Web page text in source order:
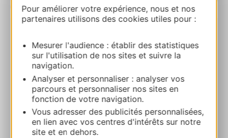
Pour améliorer votre expérience, nous et nos
partenaires utilisons des cookies utiles pour :
Mesurer l'audience : établir des statistiques
sur l'utilisation de nos sites et suivre la
navigation.
Analyser et personnaliser : analyser vos
parcours et personnaliser nos sites en
fonction de votre navigation.
Vous adresser des publicités personnalisées,
en lien avec vos centres d'intérêts sur notre
site et en dehors.
| Map data © OpenStreetMap contributors
St-Cyprien-sur-Dourdou 12320 CONQUES-
EN-ROUERGUE
Calcola il tuo percorso
+33565728052